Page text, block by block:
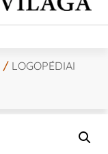
/ LOGOPÉDIAI